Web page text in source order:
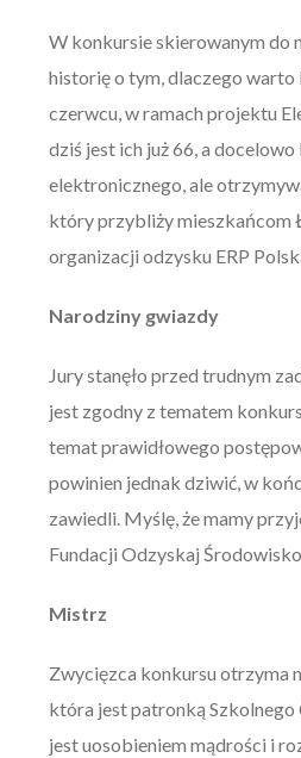
W konkursie skierowanym do
historię o tym, dlaczego warto
czerwcu, w ramach projektu
dziś jest ich już 66, a
elektronicznego, ale
który przybliży mieszkańcom
organizacji odzysku ERP
Narodziny gwiazdy
Jury stanęło przed trudnym
jest zgodny z tematem
temat prawidłowego
powinien jednak dziwić, w
zawiedli. Myślę, że mamy
Fundacji Odzyskaj
Mistrz
Zwycięzca konkursu otrzyma
która jest patronką Szkolnego
jest uosobieniem mądrości i